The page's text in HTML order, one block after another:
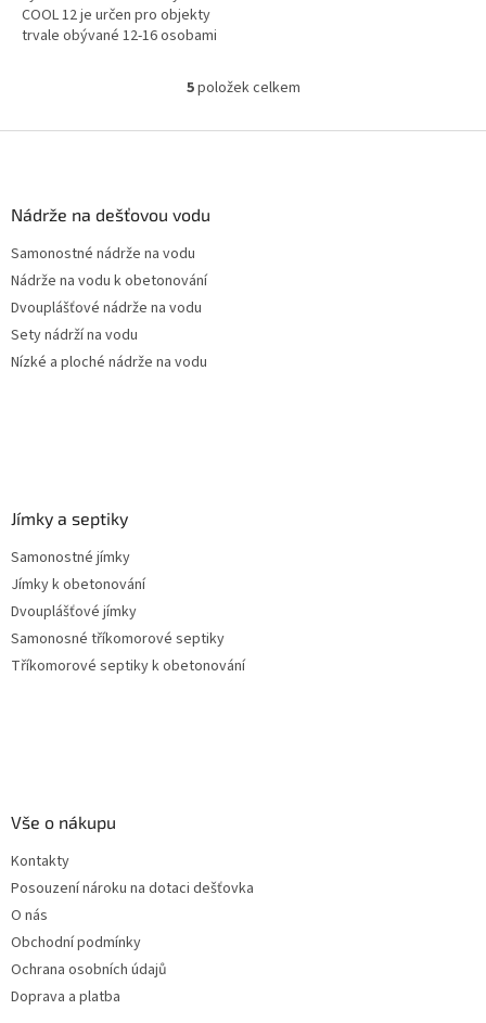
COOL 12 je určen pro objekty
trvale obývané 12-16 osobami
O
l
5položek celkem
Nádrže na dešťovou vodu
Samonostné nádrže na vodu
Nádrže na vodu k obetonování
Dvouplášťové nádrže na vodu
Sety nádrží na vodu
Nízké a ploché nádrže na vodu
Jímky a septiky
Samonostné jímky
Jímky k obetonování
Dvouplášťové jímky
Samonosné tříkomorové septiky
Tříkomorové septiky k obetonování
Vše o nákupu
Kontakty
Posouzení nároku na dotaci dešťovka
O nás
Obchodní podmínky
Ochrana osobních údajů
Doprava a platba